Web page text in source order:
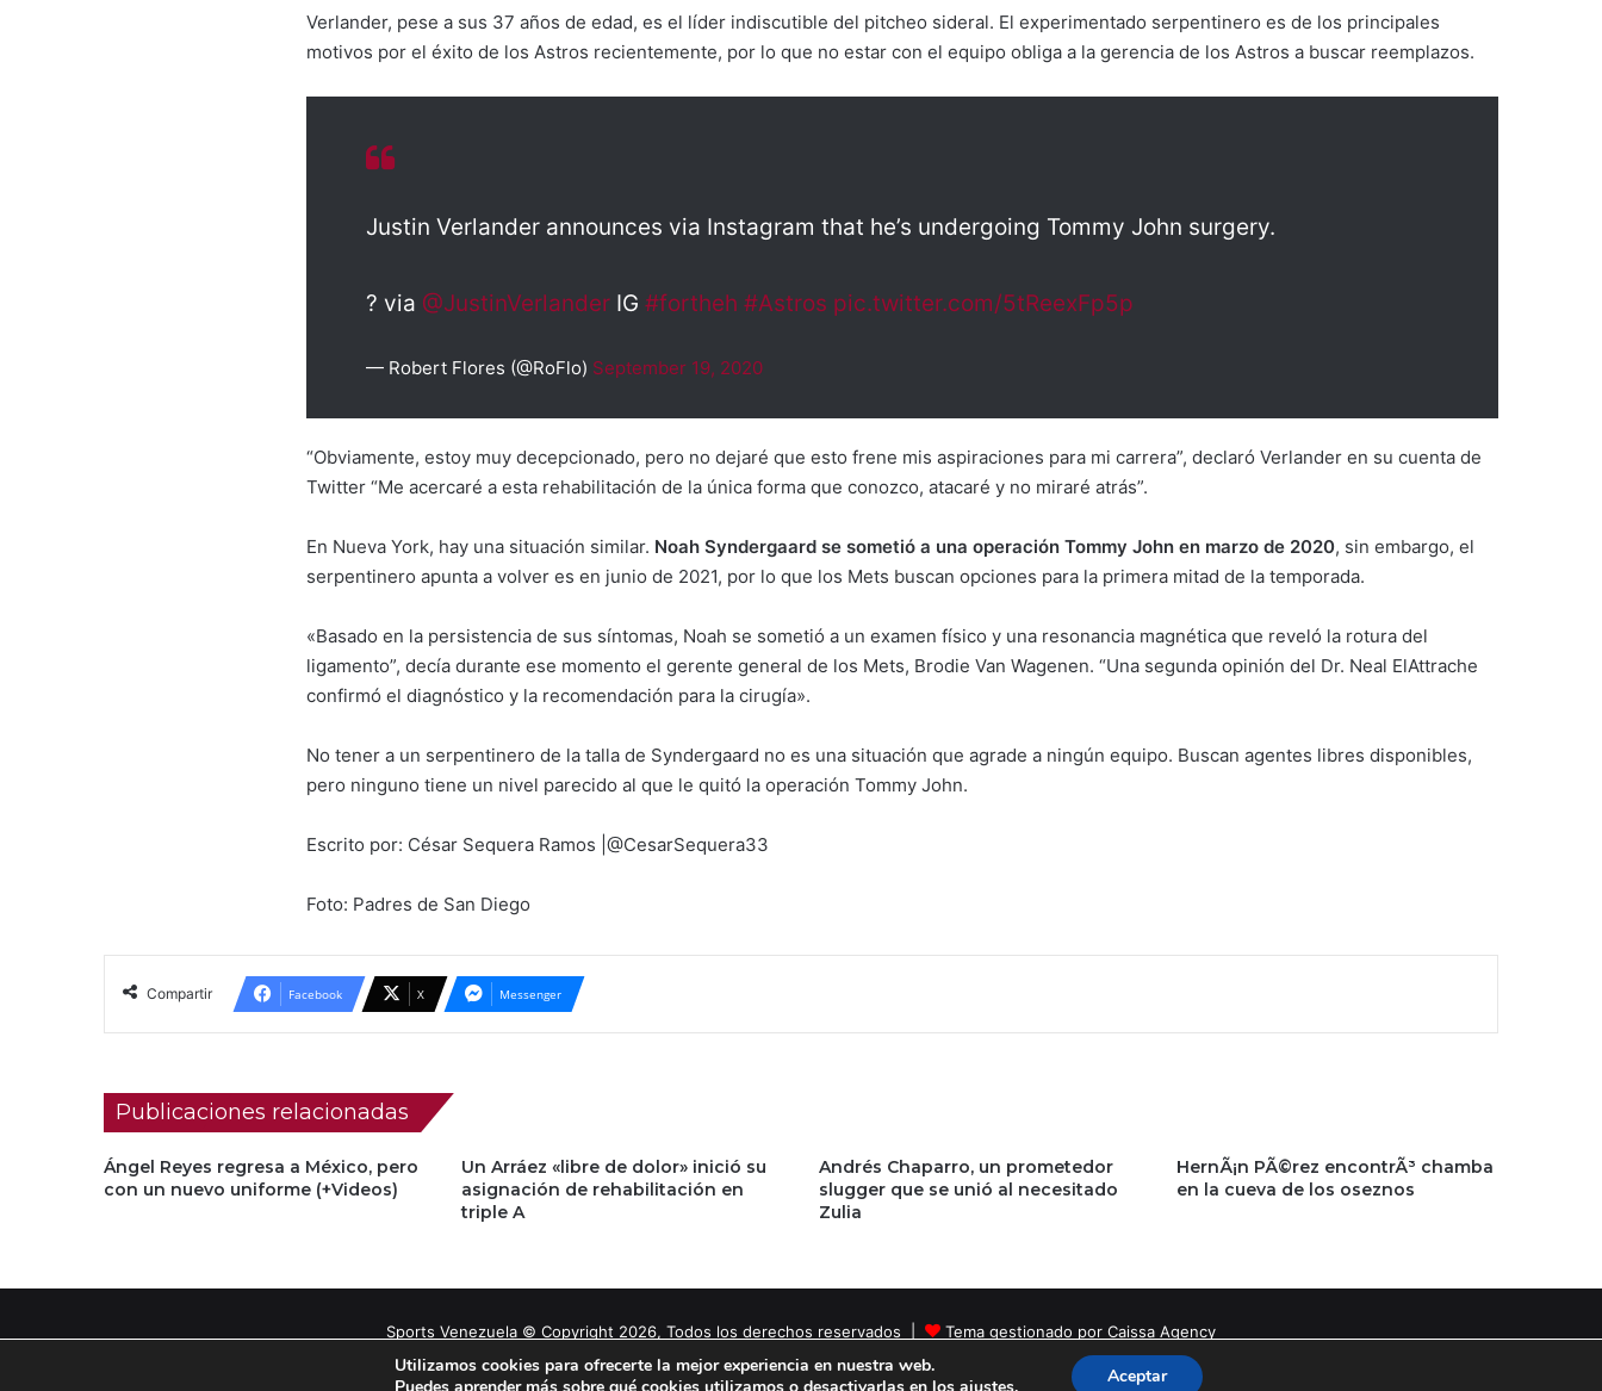
Verlander, pese a sus 37 años de edad, es el líder indiscutible del pitcheo sideral. El experimentado serpentinero es de los principales
motivos por el éxito de los Astros recientemente, por lo que no estar con el equipo obliga a la gerencia de los Astros a buscar reemplazos.
Justin Verlander announces via Instagram that he’s undergoing Tommy John surgery.
? via @JustinVerlander IG #fortheh #Astros pic.twitter.com/5tReexFp5p
— Robert Flores (@RoFlo) September 19, 2020
“Obviamente, estoy muy decepcionado, pero no dejaré que esto frene mis aspiraciones para mi carrera”, declaró Verlander en su cuenta de
Twitter “Me acercaré a esta rehabilitación de la única forma que conozco, atacaré y no miraré atrás”.
En Nueva York, hay una situación similar. Noah Syndergaard se sometió a una operación Tommy John en marzo de 2020, sin embargo, el
serpentinero apunta a volver es en junio de 2021, por lo que los Mets buscan opciones para la primera mitad de la temporada.
«Basado en la persistencia de sus síntomas, Noah se sometió a un examen físico y una resonancia magnética que reveló la rotura del
ligamento”, decía durante ese momento el gerente general de los Mets, Brodie Van Wagenen. “Una segunda opinión del Dr. Neal ElAttrache
confirmó el diagnóstico y la recomendación para la cirugía».
No tener a un serpentinero de la talla de Syndergaard no es una situación que agrade a ningún equipo. Buscan agentes libres disponibles,
pero ninguno tiene un nivel parecido al que le quitó la operación Tommy John.
Escrito por: César Sequera Ramos |@CesarSequera33
Foto: Padres de San Diego
Compartir Facebook X Messenger
Publicaciones relacionadas
Ángel Reyes regresa a México, pero
con un nuevo uniforme (+Videos)
Un Arráez «libre de dolor» inició su
asignación de rehabilitación en
triple A
Andrés Chaparro, un prometedor
slugger que se unió al necesitado
Zulia
HernÃ¡n PÃ©rez encontrÃ³ chamba
en la cueva de los oseznos
Sports Venezuela © Copyright 2026, Todos los derechos reservados |
Tema gestionado por Caissa Agency
Facebook
X YouTube
Instagram
Utilizamos cookies para ofrecerte la mejor experiencia en nuestra web.
Aceptar